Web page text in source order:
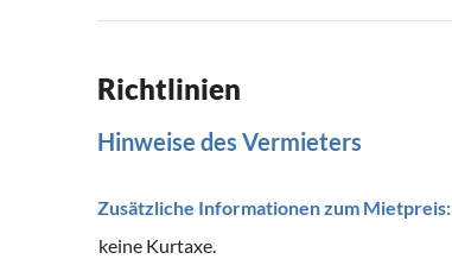
Richtlinien
Hinweise des Vermieters
Zusätzliche Informationen zum Mietpreis:
keine Kurtaxe.